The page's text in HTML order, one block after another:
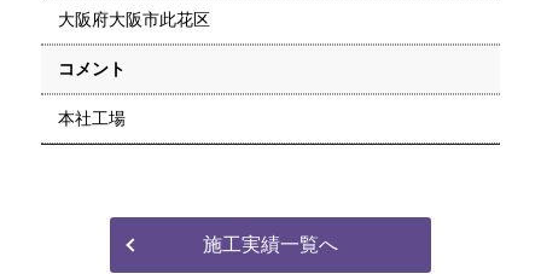
大阪府大阪市此花区
コメント
本社工場
施工実績一覧へ